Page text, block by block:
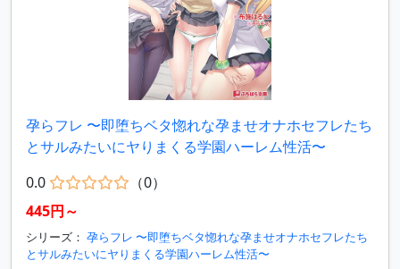
孕らフレ 〜即堕ちベタ惚れな孕ませオナホセフレたち
とサルみたいにヤりまくる学園ハーレム性活〜
0.0
（0）
445円～
シリーズ： 孕らフレ 〜即堕ちベタ惚れな孕ませオナホセフレたち
とサルみたいにヤりまくる学園ハーレム性活〜